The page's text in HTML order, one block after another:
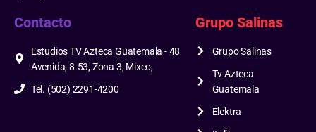
Contacto
Estudios TV Azteca Guatemala - 48
Avenida, 8-53, Zona 3, Mixco,
Tel. (502) 2291-4200
Grupo Salinas
Grupo Salinas
Tv Azteca
Guatemala
Elektra